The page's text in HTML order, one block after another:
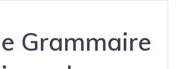
Grammaire